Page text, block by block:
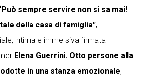
sempre servire non si sa mai!
della casa di famiglia”,
intima e immersiva firmata
Elena Guerrini. Otto persone alla
in una stanza emozionale,